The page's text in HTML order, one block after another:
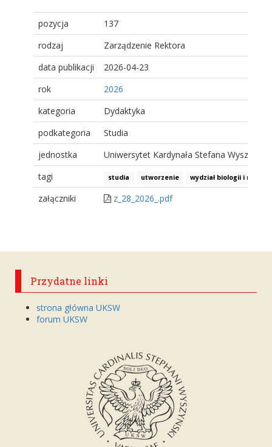
pozycja
137
rodzaj
Zarządzenie Rektora
data publikacji
2026-04-23
rok
2026
kategoria
Dydaktyka
podkategoria
Studia
jednostka
Uniwersytet Kardynała Stefana
tagi
studia utworzenie wydział biologii i nauk
załączniki z_28_2026_.pdf
Przydatne linki
strona główna UKSW
forum UKSW